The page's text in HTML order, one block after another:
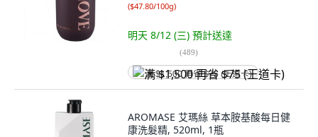
($47.80/100g)
明天 8/12 (三) 預計送達
(489)
满 $1,500 再省 $75 (王道卡)
AROMASE 艾瑪絲 草本胺基酸每日健
康洗髮精, 520ml, 1瓶